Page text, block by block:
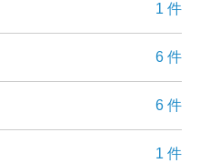
1 件
6 件
6 件
1 件